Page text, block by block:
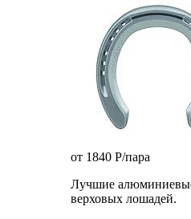
от 1840 P/пара
Лучшие
верховых лошадей.